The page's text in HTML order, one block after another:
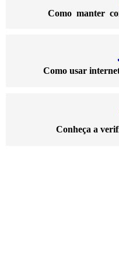
Como manter
Como usar
Conheça a